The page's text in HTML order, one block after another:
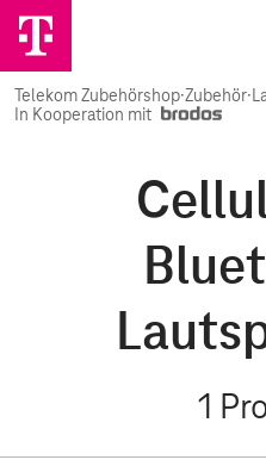
Telekom Zubehörshop·Zubehör·
In Kooperation mit
1